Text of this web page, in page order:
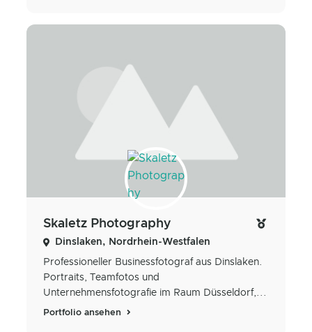
Skaletz Photography
Dinslaken, Nordrhein-Westfalen
Professioneller Businessfotograf aus Dinslaken.
Portraits, Teamfotos und
Unternehmensfotografie im Raum Düsseldorf,...
Portfolio ansehen